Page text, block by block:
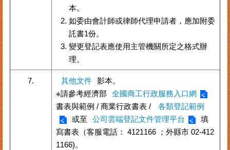
業
本。
如委由會計師或律師代理申請者，應加附委
託書1份。
變更登記表應使用主管機關所定之格式辦
理。
7. 其他文件 影本。
※請參考經濟部
全國商工行政服務入口網
書表與範例 / 商業行政書表 /
各類登記範例
或至
公司雲端登記文件管理平台
填
寫書表（客服電話： 4121166 ；外縣市 02-412
1166)。